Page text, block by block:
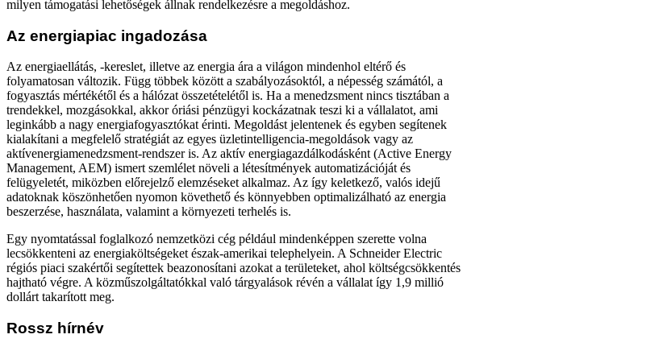
milyen támogatási lehetőségek állnak rendelkezésre a megoldáshoz.
Az energiapiac ingadozása
Az energiaellátás, -kereslet, illetve az energia ára a világon mindenhol eltérő és
folyamatosan változik. Függ többek között a szabályozásoktól, a népesség számától, a
fogyasztás mértékétől és a hálózat összetételétől is. Ha a menedzsment nincs tisztában a
trendekkel, mozgásokkal, akkor óriási pénzügyi kockázatnak teszi ki a vállalatot, ami
leginkább a nagy energiafogyasztókat érinti. Megoldást jelentenek és egyben segítenek
kialakítani a megfelelő stratégiát az egyes üzletintelligencia-megoldások vagy az
aktívenergiamenedzsment-rendszer is. Az aktív energiagazdálkodásként (Active Energy
Management, AEM) ismert szemlélet növeli a létesítmények automatizációját és
felügyeletét, miközben előrejelző elemzéseket alkalmaz. Az így keletkező, valós idejű
adatoknak köszönhetően nyomon követhető és könnyebben optimalizálható az energia
beszerzése, használata, valamint a környezeti terhelés is.
Egy nyomtatással foglalkozó nemzetközi cég például mindenképpen szerette volna
lecsökkenteni az energiaköltségeket észak-amerikai telephelyein. A Schneider Electric
régiós piaci szakértői segítettek beazonosítani azokat a területeket, ahol költségcsökkentés
hajtható végre. A közműszolgáltatókkal való tárgyalások révén a vállalat így 1,9 millió
dollárt takarított meg.
Rossz hírnév